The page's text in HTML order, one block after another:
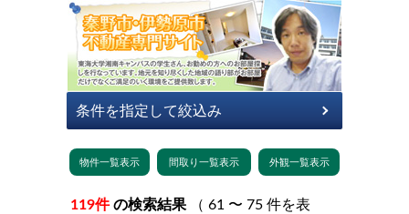
119件 の検索結果